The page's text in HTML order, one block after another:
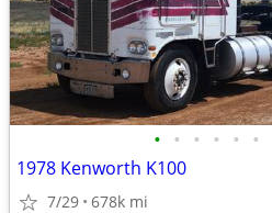
• • • • • •
1978 Kenworth K100
7/29 678k mi